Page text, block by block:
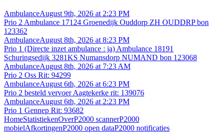
AmbulanceAugust 9th, 2026 at 2:23 PM
Prio 2 Ambulance 17124 Groenedijk Ouddorp ZH OUDDRP bon
123362
AmbulanceAugust 8th, 2026 at 8:23 PM
Prio 1 (Directe inzet ambulance : ja) Ambulance 18191
Schuringsedijk 3281KS Numansdorp NUMAND bon 123068
AmbulanceAugust 8th, 2026 at 7:23 AM
Prio 2 Oss Rit: 94299
AmbulanceAugust 6th, 2026 at 6:23 PM
Prio 2 besteld vervoer Aagtekerke rit: 139076
AmbulanceAugust 6th, 2026 at 2:23 PM
Prio 1 Gennep Rit: 93682
HomeStatistiekenOverP2000 scannerP2000
mobielAfkortingenP2000 open dataP2000 notificaties